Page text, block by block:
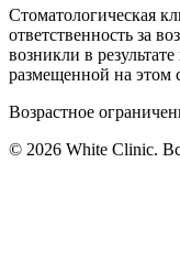
Стоматологическая
ответственность за
возникли в
размещенной на этом
Возрастное
© 2026 White Clinic.